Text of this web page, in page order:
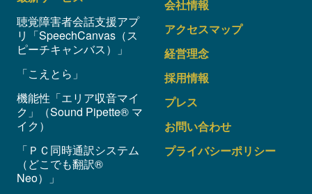
聴覚障害者会話支援アプ
リ「SpeechCanvas（ス
ピーチキャンバス）」
「こえとら」
機能性「エリア収音マイ
ク」（Sound Pipette® マ
イク）
「ＰＣ同時通訳システム
（どこでも翻訳®
Neo）」
会社情報
アクセスマップ
経営理念
採用情報
プレス
お問い合わせ
プライバシーポリシー